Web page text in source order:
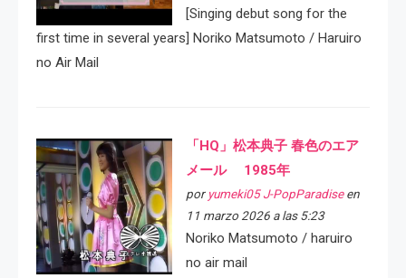
[Singing debut song for the
first time in several years] Noriko Matsumoto / Haruiro
no Air Mail
「HQ」松本典子 春色のエア
メール 1985年
por yumeki05 J-PopParadiseen
11 marzo 2026 a las 5:23
Noriko Matsumoto / haruiro
no air mail